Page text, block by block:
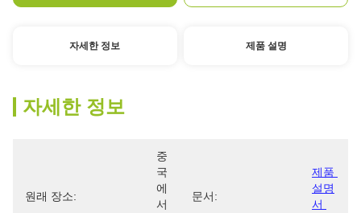
자세한 정보 제품 설명
자세한 정보
원래 장소:
중
국
에
서
문서:
제품
설명
서